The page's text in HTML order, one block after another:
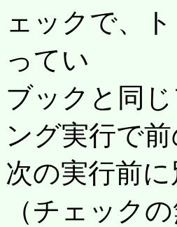
ェックで、
ってい
ブックと同
ング実行で
次の実行前
（チェック